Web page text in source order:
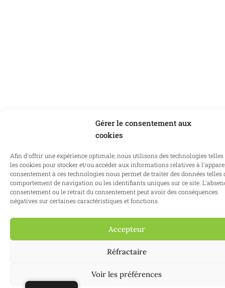
Gérer le consentement aux
cookies
Afin d'offrir une expérience optimale, nous utilisons des technologies telles
les cookies pour stocker et/ou accéder aux informations relatives à
consentement à ces technologies nous permet de traiter des données telles
comportement de navigation ou les identifiants uniques sur ce site.
consentement ou le retrait du consentement peut avoir des conséquences
négatives sur certaines caractéristiques et fonctions.
Accepteur
Réfractaire
Voir les préférences